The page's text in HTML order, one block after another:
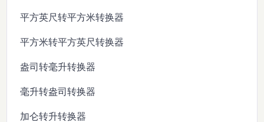
平方英尺转平方米转换器
平方米转平方英尺转换器
盎司转毫升转换器
毫升转盎司转换器
加仑转升转换器